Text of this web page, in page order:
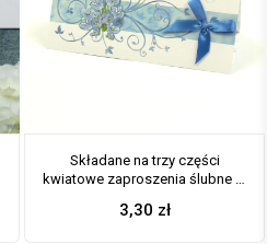
Składane na trzy części
kwiatowe zaproszenia ślubne w
motyw kwiatowy, niebieska
3,30 zł